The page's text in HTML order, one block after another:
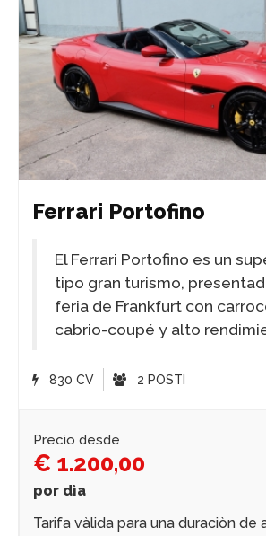
Ferrari Portofino
El Ferrari Portofino es un
tipo gran turismo,
feria de Frankfurt con
cabrio-coupé y alto
830 CV 2 POSTI
Precio desde
€ 1.200,00
por dìa
Tarifa vàlida para una duraciòn de